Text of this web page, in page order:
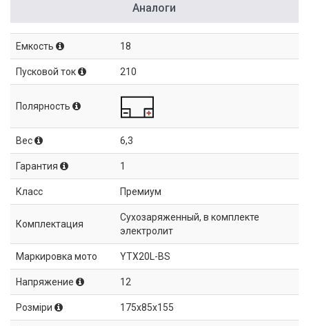
Аналоги
Емкость 18
Пусковой ток 210
Полярность
Вес 6,3
Гарантия 1
Класс Премиум
Комплектация
Сухозаряженный, в комплекте
электролит
Маркировка мото YTX20L-BS
Напряжение 12
Розміри 175x85x155